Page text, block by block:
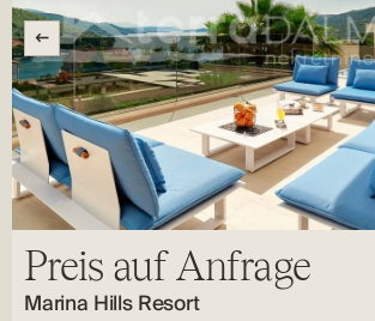
Preis auf Anfrage
Marina Hills Resort